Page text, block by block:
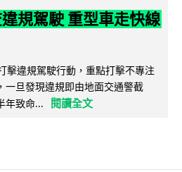
規駕駛 重型車走快線
擊違規駕駛行動，重點打擊不專注
一旦發現違規即由地面交通警截
年致命...
閱讀全文